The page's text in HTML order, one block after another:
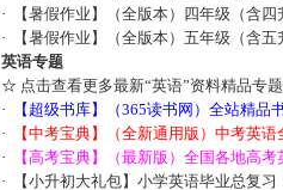
·
【暑假作业】（全版本）四年级（含
·
【暑假作业】（全版本）五年级（含
英语专题
☆ 点击查看更多最新“英语”资料精品专
·
【超级书库】（365读书网）全站精品
·
【中考宝典】（全新通用版）中考英
·
【高考宝典】（最新版）全国各地高
·
【小升初大礼包】小学英语毕业总复